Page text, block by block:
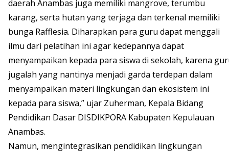
daerah Anambas juga memiliki mangrove, terumbu
karang, serta hutan yang terjaga dan terkenal memiliki
bunga Rafflesia. Diharapkan para guru dapat menggali
ilmu dari pelatihan ini agar kedepannya dapat
menyampaikan kepada para siswa di sekolah, karena
jugalah yang nantinya menjadi garda terdepan dalam
menyampaikan materi lingkungan dan ekosistem ini
kepada para siswa,” ujar Zuherman, Kepala Bidang
Pendidikan Dasar DISDIKPORA Kabupaten Kepulauan
Anambas.
Namun, mengintegrasikan pendidikan lingkungan